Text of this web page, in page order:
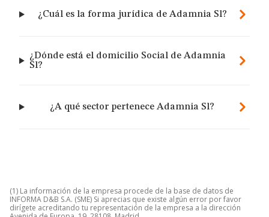
¿Cuál es la forma jurídica de Adamnia Sl?
¿Dónde está el domicilio Social de Adamnia
Sl?
¿A qué sector pertenece Adamnia Sl?
(1) La información de la empresa procede de la base de datos de
INFORMA D&B S.A. (SME) Si aprecias que existe algún error por favor
dirígete acreditando tu representación de la empresa a la dirección